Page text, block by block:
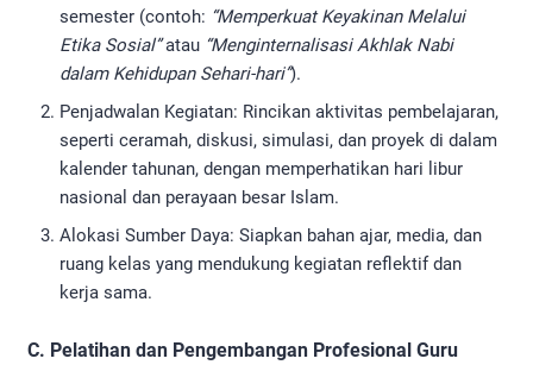
semester (contoh: “Memperkuat Keyakinan Melalui
Etika Sosial”atau “Menginternalisasi Akhlak Nabi
dalam Kehidupan Sehari-hari”).
Penjadwalan Kegiatan: Rincikan aktivitas pembelajaran,
seperti ceramah, diskusi, simulasi, dan proyek di dalam
kalender tahunan, dengan memperhatikan hari libur
nasional dan perayaan besar Islam.
Alokasi Sumber Daya: Siapkan bahan ajar, media, dan
ruang kelas yang mendukung kegiatan reflektif dan
kerja sama.
C. Pelatihan dan Pengembangan Profesional Guru